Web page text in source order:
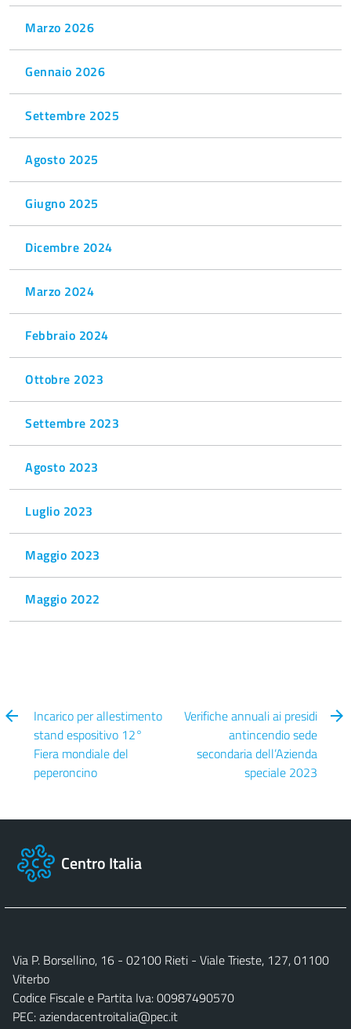
Marzo 2026
Gennaio 2026
Settembre 2025
Agosto 2025
Giugno 2025
Dicembre 2024
Marzo 2024
Febbraio 2024
Ottobre 2023
Settembre 2023
Agosto 2023
Luglio 2023
Maggio 2023
Maggio 2022
Incarico per allestimento
stand espositivo 12°
Fiera mondiale del
peperoncino
Verifiche annuali ai presidi
antincendio sede
secondaria dell’Azienda
speciale 2023
Centro Italia
Via P. Borsellino, 16 - 02100 Rieti - Viale Trieste, 127, 01100
Viterbo
Codice Fiscale e Partita Iva: 00987490570
PEC:aziendacentroitalia@pec.it